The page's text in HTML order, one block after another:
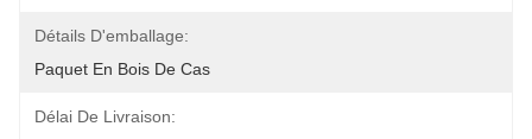
Détails D'emballage:
Paquet En Bois De Cas
Délai De Livraison: